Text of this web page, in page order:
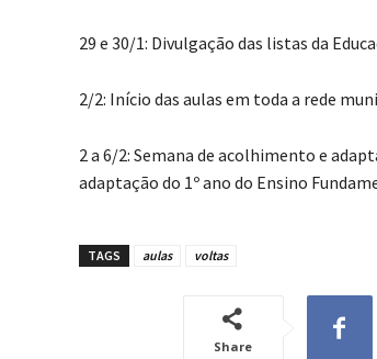
29 e 30/1: Divulgação das listas da
2/2: Início das aulas em toda a rede
2 a 6/2: Semana de acolhimento e
adaptação do 1º ano do Ensino
TAGS aulas voltas
Share